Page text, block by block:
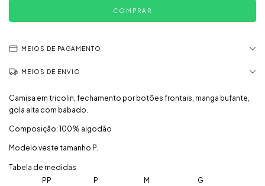
MEIOS DE PAGAMENTO
MEIOS DE ENVIO
Camisa em tricolin, fechamento por botões frontais, manga bufante,
gola alta com babado.
Composição: 100% algodão
Modelo veste tamanho P.
Tabela de medidas
PP
P M
G